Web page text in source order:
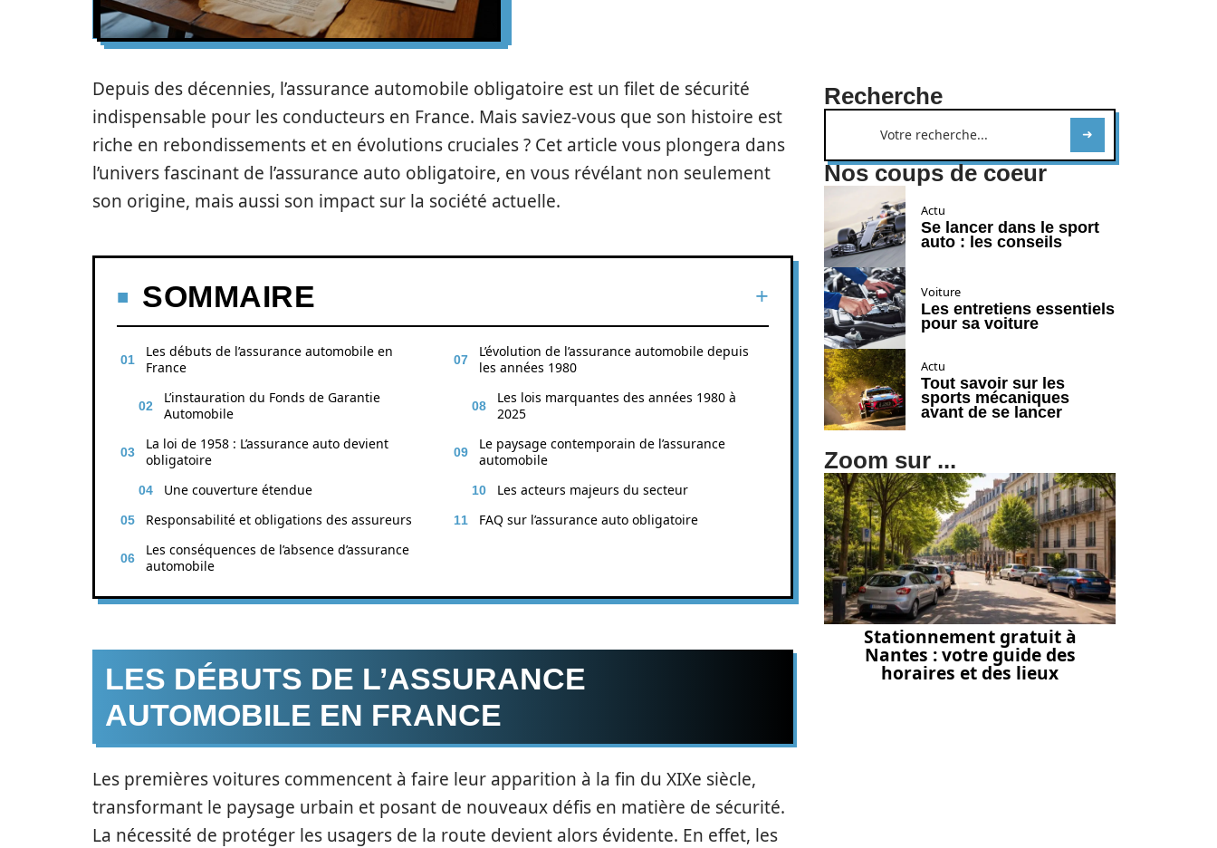
Depuis des décennies, l’assurance automobile obligatoire est un filet de sécurité
indispensable pour les conducteurs en France. Mais saviez-vous que son histoire est
riche en rebondissements et en évolutions cruciales ? Cet article vous plongera dans
l’univers fascinant de l’assurance auto obligatoire, en vous révélant non seulement
son origine, mais aussi son impact sur la société actuelle.
SOMMAIRE
Les débuts de l’assurance automobile en
France
L’instauration du Fonds de Garantie
Automobile
La loi de 1958 : L’assurance auto devient
obligatoire
Une couverture étendue
Responsabilité et obligations des assureurs
Les conséquences de l’absence d’assurance
automobile
L’évolution de l’assurance automobile depuis
les années 1980
Les lois marquantes des années 1980 à
2025
Le paysage contemporain de l’assurance
automobile
Les acteurs majeurs du secteur
FAQ sur l’assurance auto obligatoire
LES DÉBUTS DE L’ASSURANCE
AUTOMOBILE EN FRANCE
Les premières voitures commencent à faire leur apparition à la fin du XIXe siècle,
transformant le paysage urbain et posant de nouveaux défis en matière de sécurité.
La nécessité de protéger les usagers de la route devient alors évidente. En effet, les
Recherche
Nos coups de coeur
Actu
Se lancer dans le sport
auto : les conseils
Voiture
Les entretiens essentiels
pour sa voiture
Actu
Tout savoir sur les
sports mécaniques
avant de se lancer
Zoom sur ...
Stationnement gratuit à
Nantes : votre guide des
horaires et des lieux